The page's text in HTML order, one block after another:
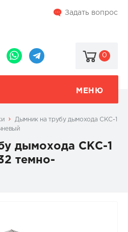
Задать вопрос
0
МЕНЮ
Дымник на трубу дымохода СКС-1
дымохода СКС-1
темно-